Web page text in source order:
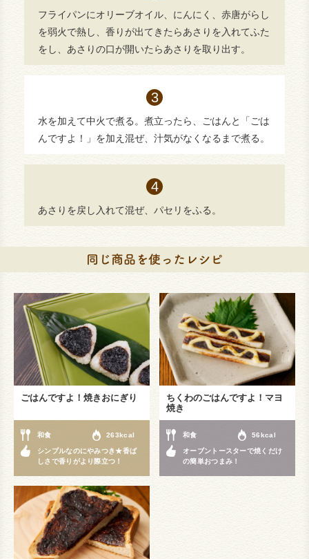
フライパンにオリーブオイル、にんにく、赤唐がらし
を弱火で熱し、香りが出てきたらあさりを入れてふた
をし、あさりの口が開いたらあさりを取り出す。
水を加えて中火で煮る。煮立ったら、ごはんと「ごは
んですよ！」を加え混ぜ、汁気がなくなるまで煮る。
あさりを戻し入れて混ぜ、パセリをふる。
ごはんですよ！焼きおにぎり
和食 263kcal
シンプルなのにやみつき★香ば
しさで香りがより際立つ！
ちくわのごはんですよ！マヨ
焼き
和食 56kcal
オーブントースターで焼くだけ
の簡単おつまみ！